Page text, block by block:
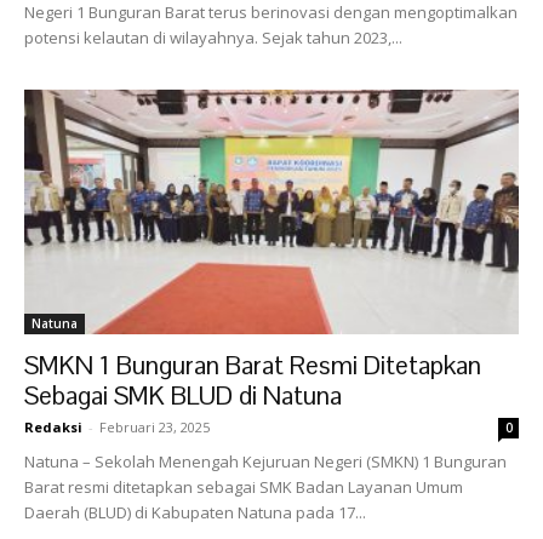
Negeri 1 Bunguran Barat terus berinovasi dengan mengoptimalkan
potensi kelautan di wilayahnya. Sejak tahun 2023,...
Natuna
SMKN 1 Bunguran Barat Resmi Ditetapkan
Sebagai SMK BLUD di Natuna
Redaksi - Februari 23, 2025 0
Natuna – Sekolah Menengah Kejuruan Negeri (SMKN) 1 Bunguran
Barat resmi ditetapkan sebagai SMK Badan Layanan Umum
Daerah (BLUD) di Kabupaten Natuna pada 17...